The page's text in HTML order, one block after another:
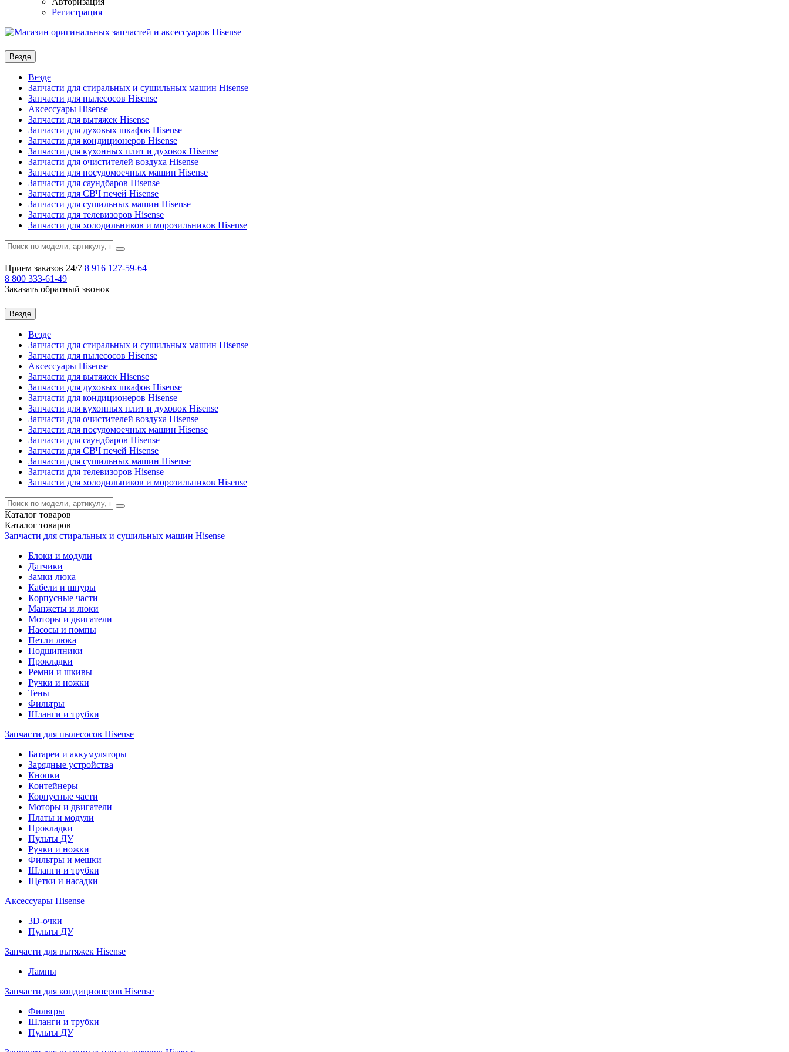
Регистрация
Везде
Везде
Запчасти для стиральных и сушильных машин Hisense
Запчасти для пылесосов Hisense
Аксессуары Hisense
Запчасти для вытяжек Hisense
Запчасти для духовых шкафов Hisense
Запчасти для кондиционеров Hisense
Запчасти для кухонных плит и духовок Hisense
Запчасти для очистителей воздуха Hisense
Запчасти для посудомоечных машин Hisense
Запчасти для саундбаров Hisense
Запчасти для СВЧ печей Hisense
Запчасти для сушильных машин Hisense
Запчасти для телевизоров Hisense
Запчасти для холодильников и морозильников Hisense
Прием заказов 24/7 8 916 127-59-64
8 800 333-61-49
Заказать обратный звонок
Везде
Везде
Запчасти для стиральных и сушильных машин Hisense
Запчасти для пылесосов Hisense
Аксессуары Hisense
Запчасти для вытяжек Hisense
Запчасти для духовых шкафов Hisense
Запчасти для кондиционеров Hisense
Запчасти для кухонных плит и духовок Hisense
Запчасти для очистителей воздуха Hisense
Запчасти для посудомоечных машин Hisense
Запчасти для саундбаров Hisense
Запчасти для СВЧ печей Hisense
Запчасти для сушильных машин Hisense
Запчасти для телевизоров Hisense
Запчасти для холодильников и морозильников Hisense
Каталог товаров
Каталог товаров
Запчасти для стиральных и сушильных машин Hisense
Блоки и модули
Датчики
Замки люка
Кабели и шнуры
Корпусные части
Манжеты и люки
Моторы и двигатели
Насосы и помпы
Петли люка
Подшипники
Прокладки
Ремни и шкивы
Ручки и ножки
Тены
Фильтры
Шланги и трубки
Запчасти для пылесосов Hisense
Батареи и аккумуляторы
Зарядные устройства
Кнопки
Контейнеры
Корпусные части
Моторы и двигатели
Платы и модули
Прокладки
Пульты ДУ
Ручки и ножки
Фильтры и мешки
Шланги и трубки
Щетки и насадки
Аксессуары Hisense
3D-очки
Пульты ДУ
Запчасти для вытяжек Hisense
Лампы
Запчасти для кондиционеров Hisense
Фильтры
Шланги и трубки
Пульты ДУ